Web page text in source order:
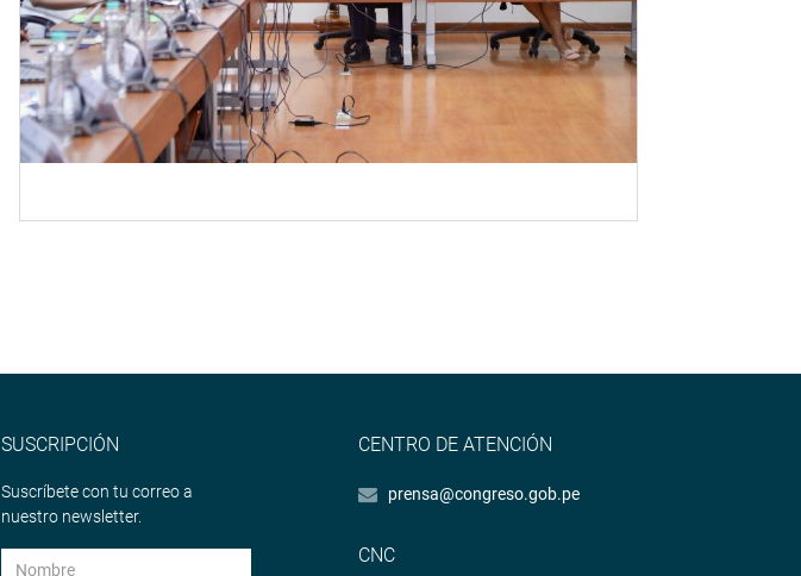
SUSCRIPCIÓN
Suscríbete con tu correo a
nuestro newsletter.
CENTRO DE ATENCIÓN
prensa@congreso.gob.pe
CNC